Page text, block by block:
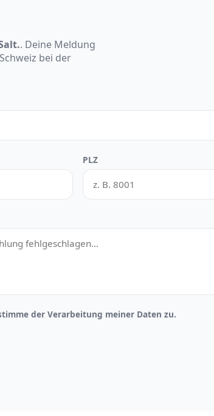
. Deine Meldung
bei der
PLZ
der Verarbeitung meiner Daten zu.